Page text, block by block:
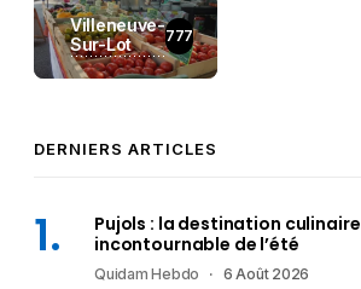
Villeneuve-
Sur-Lot
777
DERNIERS ARTICLES
Pujols : la destination culinaire
incontournable de l’été
Quidam Hebdo 6 Août 2026